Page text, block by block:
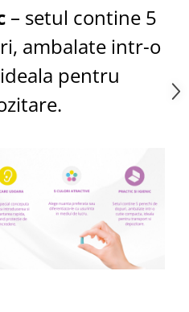
– setul contine 5
ambalate intr-o
pentru